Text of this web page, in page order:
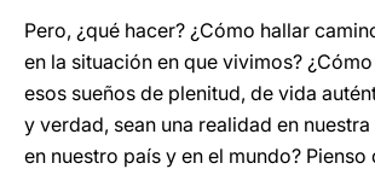
Pero, ¿qué hacer? ¿Cómo hallar
en la situación en que vivimos?
esos sueños de plenitud, de vida
y verdad, sean una realidad en
en nuestro país y en el mundo? Pienso